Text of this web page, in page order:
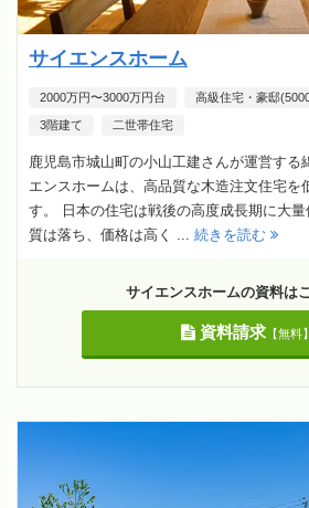
サイエンスホーム
2000万円〜3000万円台 高級住宅・豪邸
3階建て 二世帯住宅
鹿児島市城山町の小山工建さんが運営する
エンスホームは、高品質な木造注文住宅を
す。 日本の住宅は戦後の高度成長期に大
質は落ち、価格は高く ... 続きを読む
サイエンスホームの資料は
資料請求【無料】